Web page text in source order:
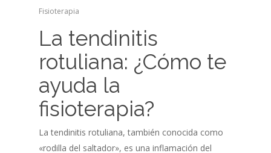
Fisioterapia
La tendinitis
rotuliana: ¿Cómo te
ayuda la
fisioterapia?
La tendinitis rotuliana, también conocida como
«rodilla del saltador», es una inflamación del